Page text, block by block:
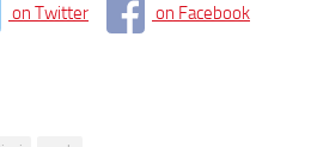
on Twitter on Facebook